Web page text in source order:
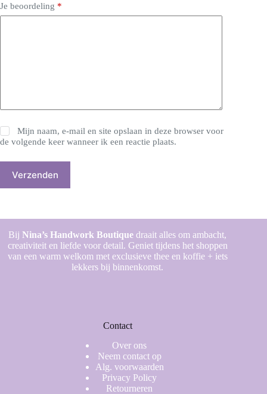
Je beoordeling *
Mijn naam, e-mail en site opslaan in deze browser voor
de volgende keer wanneer ik een reactie plaats.
Verzenden
BijNina’s Handwork Boutique draait alles om ambacht,
creativiteit en liefde voor detail. Geniet tijdens het shoppen
van een warm welkom met exclusieve thee en koffie + iets
lekkers bij binnenkomst.
Contact
Over ons
Neem contact op
Alg. voorwaarden
Privacy Policy
Retourneren